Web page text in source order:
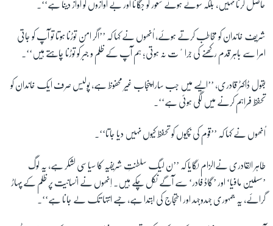
زبان
حاصل کرنا نہیں، بلکہ سوئے ہوئے شعور کو جگانا اور بے آوازوں کو آواز دینا ہے‘‘۔
شریف خاندان کو مخاطب کرتے ہوئے، اُنھوں نے کہا کہ ’’اگر امن توڑنا ہوتا تو آپ کو جاتی
امرا سے باہر قدم رکھنے کی جراٴت نہ ہوتی؛ ہم آپ کے ظلم و جبر کو توڑنا چاہتے ہیں‘‘۔
بقول ڈاکٹر قادری، ’’ایسے میں جب سارا پنجاب غیر محفوظ ہے، پولیس صرف ایک خاندان کو
تحفظ فراہم کرنے میں لگی ہوئی ہے‘‘۔
اُنھوں نے کہا کہ ’’قوم کی بچیوں کو تحفظ کیوں نہیں دیا جاتا‘‘۔
طاہر القادری نےالزام لگایا کہ ’’ن لیگ سلطنتِ شریفیہ کا سیاسی لشکر ہے، یہ لوگ
’سسلین مافیا‘ اور ’گاڈ فادر‘ سے آگے نکل چکے ہیں۔ اِنھوں نے انسانیت پر ظلم کے پہاڑ
گرائے، یہ جمہوری جہدوجہد اور احتجاج کی ابتدا ہے، جسے انتہا تک لے جانا ہے‘‘۔